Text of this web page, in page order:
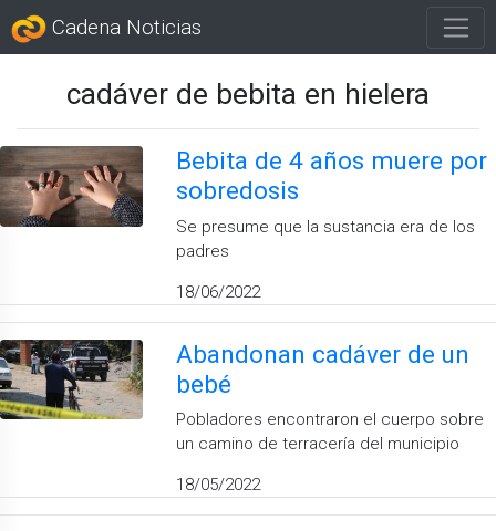
Cadena Noticias
cadáver de bebita en hielera
Bebita de 4 años muere por
sobredosis
Se presume que la sustancia era de los
padres
18/06/2022
Abandonan cadáver de un
bebé
Pobladores encontraron el cuerpo sobre
un camino de terracería del municipio
18/05/2022